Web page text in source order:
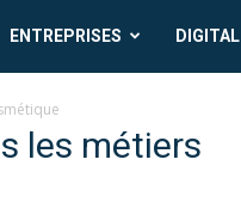
ENTREPRISES DIGITAL
les métiers